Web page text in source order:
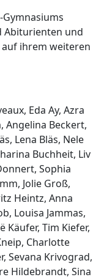
Abiturienten und
ihrem weiteren
Eda Ay, Azra
Angelina Beckert,
Lena Bläs, Nele
Buchheit, Liv
Sophia
Jolie Groß,
Heintz, Anna
Louisa Jammas,
Käufer, Tim Kiefer,
Charlotte
Sevana Krivograd,
Hildebrandt, Sina